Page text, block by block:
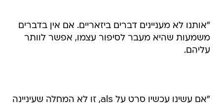
"אותנו לא מעניינים דברים ביזאריים. אם אין בדברים
משמעות שהיא מעבר לסיפור עצמו, אפשר לוותר
עליהם.
"אם עשינו עכשיו סרט על als, זו לא המחלה שעיניינה